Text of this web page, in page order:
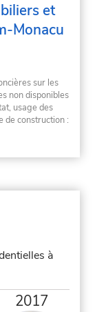
et
Monacu
sur les
non disponibles
usage des
de construction :
à
2017